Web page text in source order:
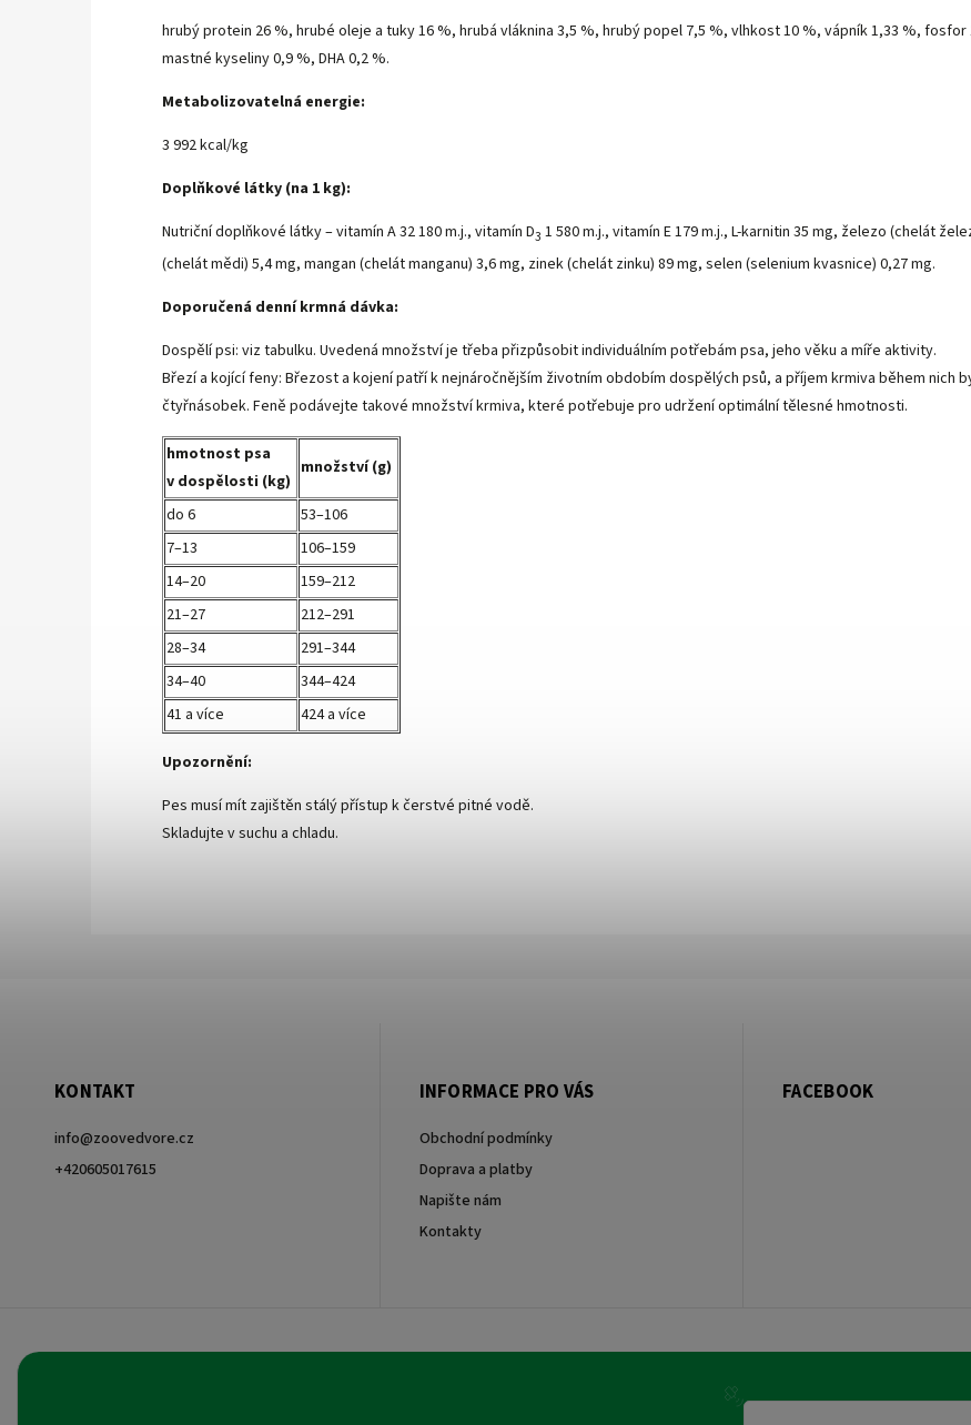
hrubý protein 26 %, hrubé oleje a tuky 16 %, hrubá vláknina 3,5 %, hrubý popel 7,5 %, vlhkost 10 %, vápník 1,33 %,
mastné kyseliny 0,9 %, DHA 0,2 %.
Metabolizovatelná energie:
3 992 kcal/kg
Doplňkové látky (na 1 kg):
Nutriční doplňkové látky – vitamín A 32 180 m.j., vitamín D3 1 580 m.j., vitamín E 179 m.j., L-karnitin 35 mg, železo (chelát
(chelát mědi) 5,4 mg, mangan (chelát manganu) 3,6 mg, zinek (chelát zinku) 89 mg, selen (selenium kvasnice) 0,27 mg.
Doporučená denní krmná dávka:
Dospělí psi: viz tabulku. Uvedená množství je třeba přizpůsobit individuálním potřebám psa, jeho věku a míře aktivity.
Březí a kojící feny: Březost a kojení patří k nejnáročnějším životním obdobím dospělých psů, a příjem krmiva během nich
čtyřnásobek. Feně podávejte takové množství krmiva, které potřebuje pro udržení optimální tělesné hmotnosti.
hmotnost psa
v dospělosti (kg)
množství (g)
do 6
53–106
7–13
106–159
14–20
159–212
21–27
212–291
28–34
291–344
34–40
344–424
41 a více
424 a více
Upozornění:
Pes musí mít zajištěn stálý přístup k čerstvé pitné vodě.
Skladujte v suchu a chladu.
KONTAKT
info@zoovedvore.cz
+420605017615
INFORMACE PRO VÁS
Obchodní podmínky
Doprava a platby
Napište nám
Kontakty
FACEBOOK